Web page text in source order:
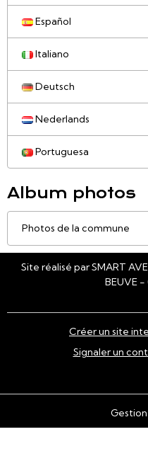
Español
Italiano
Deutsch
Nederlands
Portuguesa
Album photos
Photos de la commune
Site réalisé par SMART
BEUVE -
Créer un site
Signaler un